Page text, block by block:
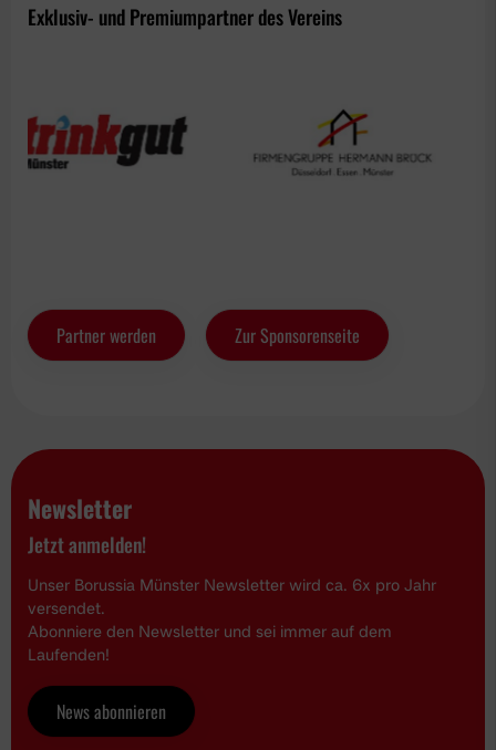
Exklusiv- und Premiumpartner des Vereins
Partner werden Zur Sponsorenseite
Newsletter
Jetzt anmelden!
Unser Borussia Münster Newsletter wird ca. 6x pro Jahr
versendet.
Abonniere den Newsletter und sei immer auf dem
Laufenden!
News abonnieren